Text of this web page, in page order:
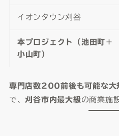
イオンタウン刈谷
本プロジェクト（池田町＋
小山町）
専門店数200前後も可能な大
で、 刈谷市内最大級 の商業施